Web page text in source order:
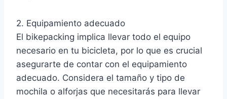
2. Equipamiento adecuado
El bikepacking implica llevar todo el equipo
necesario en tu bicicleta, por lo que es crucial
asegurarte de contar con el equipamiento
adecuado. Considera el tamaño y tipo de
mochila o alforjas que necesitarás para llevar